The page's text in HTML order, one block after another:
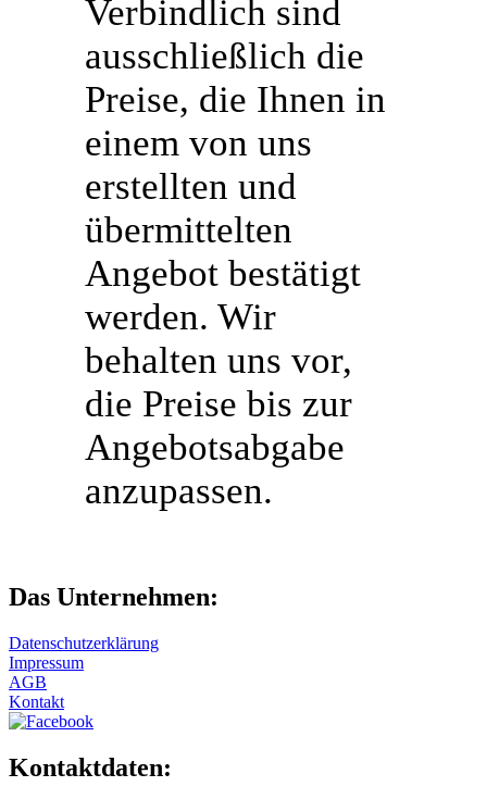
Verbindlich sind
ausschließlich die
Preise, die Ihnen in
einem von uns
erstellten und
übermittelten
Angebot bestätigt
werden. Wir
behalten uns vor,
die Preise bis zur
Angebotsabgabe
anzupassen.
Das Unternehmen:
Datenschutzerklärung
Impressum
AGB
Kontakt
Kontaktdaten: